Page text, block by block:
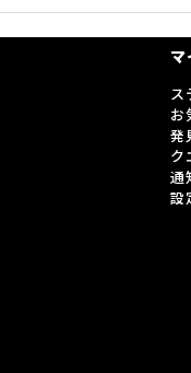
マ
ス
お
発
ク
通
設